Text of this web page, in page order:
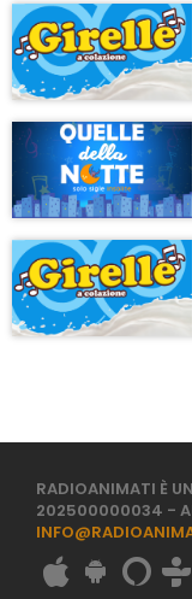
RADIOANIMATI È
202500000034 -